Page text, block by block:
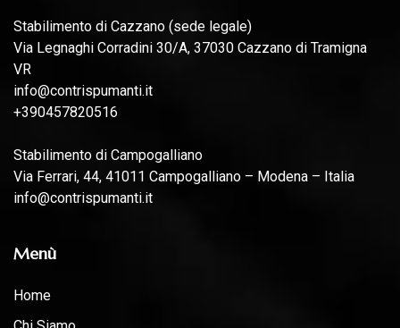
Stabilimento di Cazzano (sede legale)
Via Legnaghi Corradini 30/A, 37030 Cazzano di Tramigna
VR
info@contrispumanti.it
+390457820516
Stabilimento di Campogalliano
Via Ferrari, 44, 41011 Campogalliano – Modena – Italia
info@contrispumanti.it
Menù
Home